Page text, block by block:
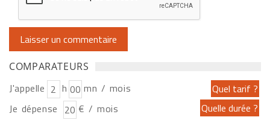
COMPARATEURS
J'appelle h
mn / mois
Je dépense
€ / mois